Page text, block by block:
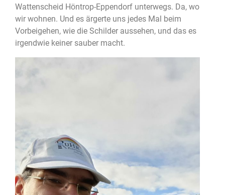
Wattenscheid Höntrop-Eppendorf unterwegs. Da, wo
wir wohnen. Und es ärgerte uns jedes Mal beim
Vorbeigehen, wie die Schilder aussehen, und das es
irgendwie keiner sauber macht.